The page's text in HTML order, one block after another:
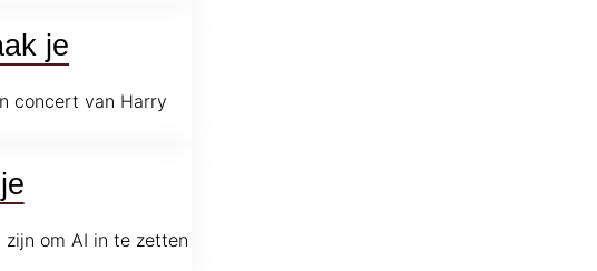
je
concert van Harry
om AI in te zetten